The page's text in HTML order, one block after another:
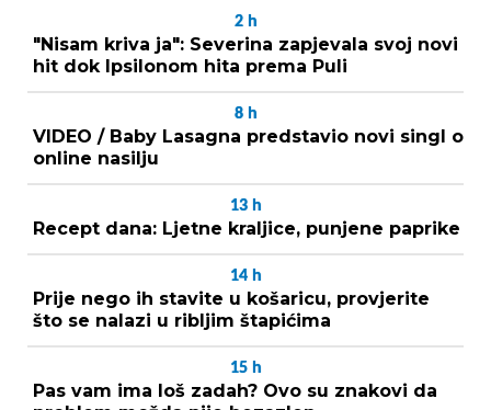
2 h
"Nisam kriva ja": Severina zapjevala svoj novi
hit dok Ipsilonom hita prema Puli
8 h
VIDEO / Baby Lasagna predstavio novi singl o
online nasilju
13 h
Recept dana: Ljetne kraljice, punjene paprike
14 h
Prije nego ih stavite u košaricu, provjerite
što se nalazi u ribljim štapićima
15 h
Pas vam ima loš zadah? Ovo su znakovi da